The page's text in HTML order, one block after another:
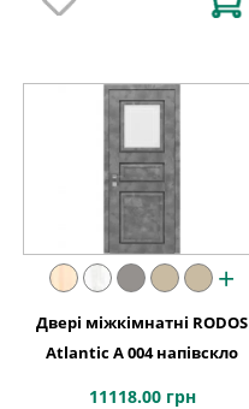
+
Двері міжкімнатні RODOS
Atlantic A 004 напівскло
11118.00 грн